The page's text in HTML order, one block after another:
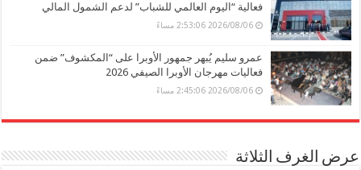
فعالية “اليوم العالمي للشباب” لدعم الشمول المالي
2026/08/06 2:53:06 مساءً
عمرو سليم يُبهر جمهور الأوبرا على “المكشوف” ضمن
فعاليات مهرجان الأوبرا الصيفي 2026
2026/08/06 2:45:06 مساءً
عرض الغرف الثلاثة